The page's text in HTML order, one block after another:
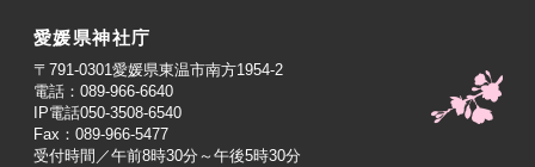
愛媛県神社庁
〒791-0301愛媛県東温市南方1954-2
電話：089-966-6640
IP電話050-3508-6540
Fax：089-966-5477
受付時間／午前8時30分～午後5時30分